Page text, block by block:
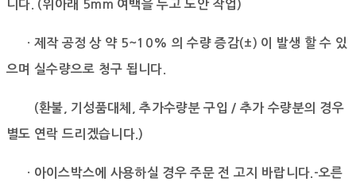
니다. (위아래 5mm 여백을 두고 도안 작업)
· 제작 공정 상 약 5~10% 의 수량 증감(±) 이 발생 할 수 있
으며 실수량으로 청구 됩니다.
(환불, 기성품대체, 추가수량분 구입 / 추가 수량분의 경우
별도 연락 드리겠습니다.)
· 아이스박스에 사용하실 경우 주문 전 고지 바랍니다.-오른